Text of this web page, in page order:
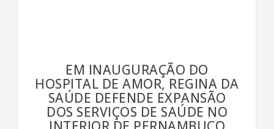
EM INAUGURAÇÃO DO
HOSPITAL DE AMOR, REGINA DA
SAÚDE DEFENDE EXPANSÃO
DOS SERVIÇOS DE SAÚDE NO